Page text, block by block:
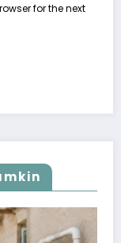
for the next